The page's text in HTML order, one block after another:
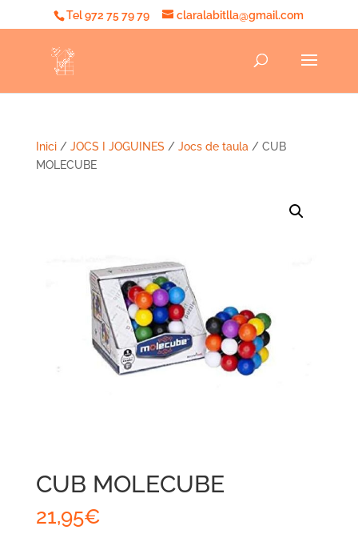
Tel 972 75 79 79 claralabitlla@gmail.com
Inici/ JOCS I JOGUINES / Jocs de taula / CUB
MOLECUBE
CUB MOLECUBE
21,95€